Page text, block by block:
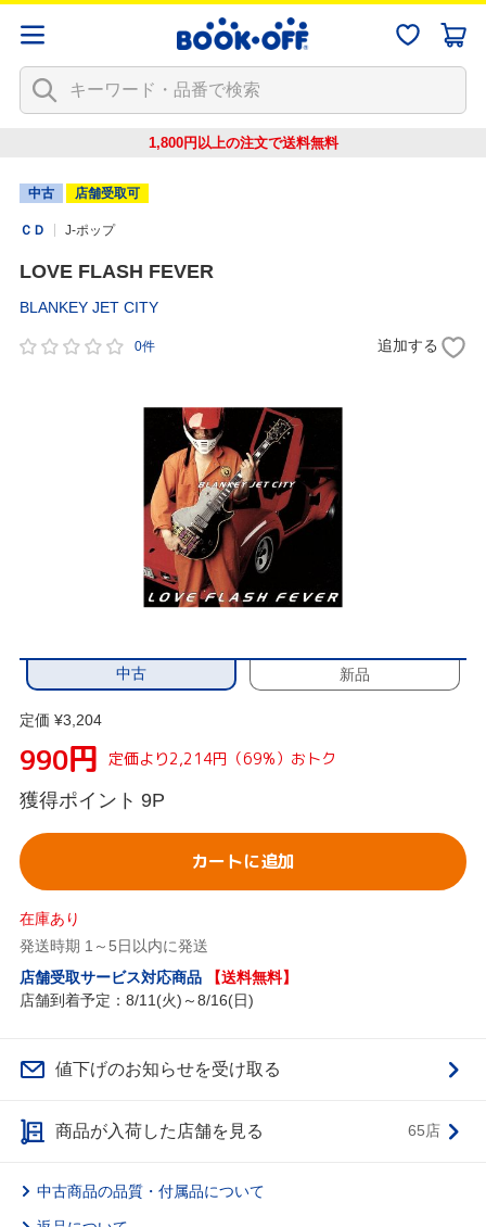
1,800円以上の注文で送料無料
中古 店舗受取可
ＣＤ J-ポップ
LOVE FLASH FEVER
BLANKEY JET CITY
0件 追加する
中古 新品
定価 ¥3,204
990円 定価より2,214円（69%）おトク
獲得ポイント 9P
カートに追加
在庫あり
発送時期 1～5日以内に発送
店舗受取サービス対応商品
【送料無料】
店舗到着予定：8/11(火)～8/16(日)
値下げのお知らせを受け取る
商品が入荷した店舗を見る 65店
中古商品の品質・付属品について